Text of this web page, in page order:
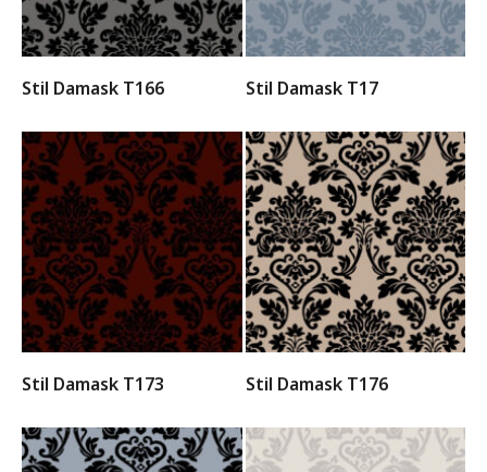
Stil Damask T166 Stil Damask T17
Stil Damask T173 Stil Damask T176